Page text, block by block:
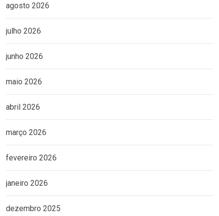
agosto 2026
julho 2026
junho 2026
maio 2026
abril 2026
março 2026
fevereiro 2026
janeiro 2026
dezembro 2025